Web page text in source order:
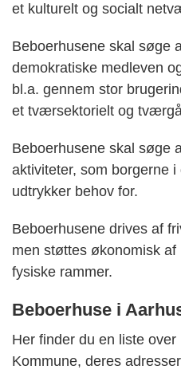
et kulturelt og socialt
Beboerhusene skal søge
demokratiske medleven
bl.a. gennem stor
et tværsektorielt og
Beboerhusene skal søge
aktiviteter, som borgerne
udtrykker behov for.
Beboerhusene drives af
men støttes økonomisk
fysiske rammer.
Beboerhuse i
Her finder du en liste
Kommune, deres